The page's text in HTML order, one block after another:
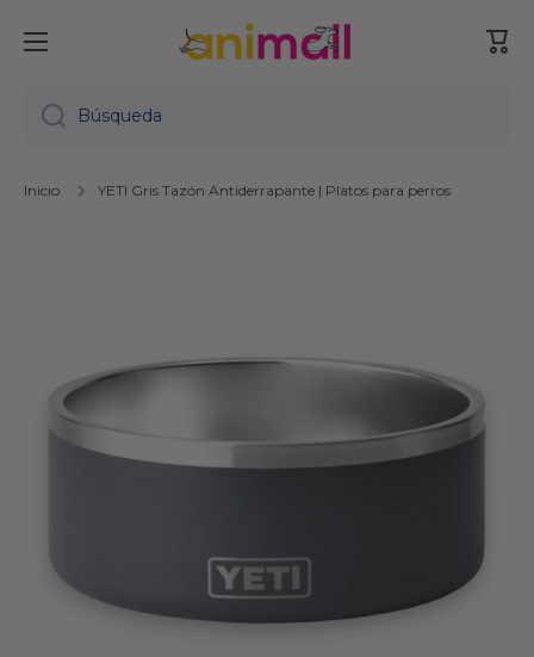
Ir directamente al contenido
Búsqueda
Inicio YETI Gris Tazón Antiderrapante | Platos para perros